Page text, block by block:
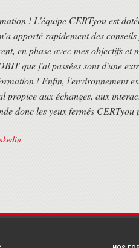
! L'équipe CERTyou est
apporté rapidement des
en phase avec mes objectifs et
que j'ai passées sont d'une
! Enfin, l'environnement
aux échanges, aux
donc les yeux fermés CERTyou